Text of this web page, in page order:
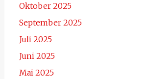
Oktober 2025
September 2025
Juli 2025
Juni 2025
Mai 2025